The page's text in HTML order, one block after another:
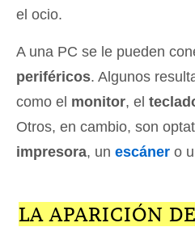
el ocio.
A una PC se le pueden
periféricos. Algunos
como el monitor, el
Otros, en cambio, son
impresora, un escáner o
LA APARICIÓN